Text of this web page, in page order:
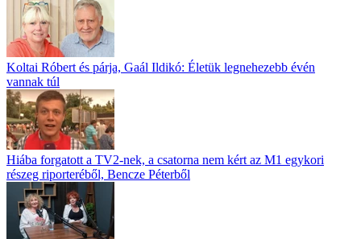
Koltai Róbert és párja, Gaál Ildikó: Életük legnehezebb évén
vannak túl
Hiába forgatott a TV2-nek, a csatorna nem kért az M1 egykori
részeg riporteréből, Bencze Péterből